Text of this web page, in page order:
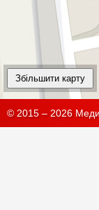
Збільшити карту
© 2015 – 2026